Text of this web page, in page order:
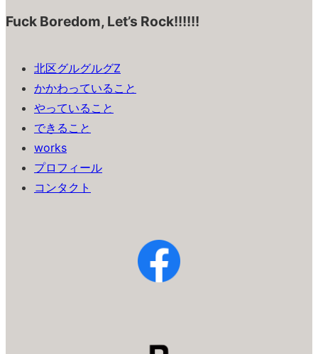
Fuck Boredom, Let’s Rock!!!!!!
北区グルグルグZ
かかわっていること
やっていること
できること
works
プロフィール
コンタクト